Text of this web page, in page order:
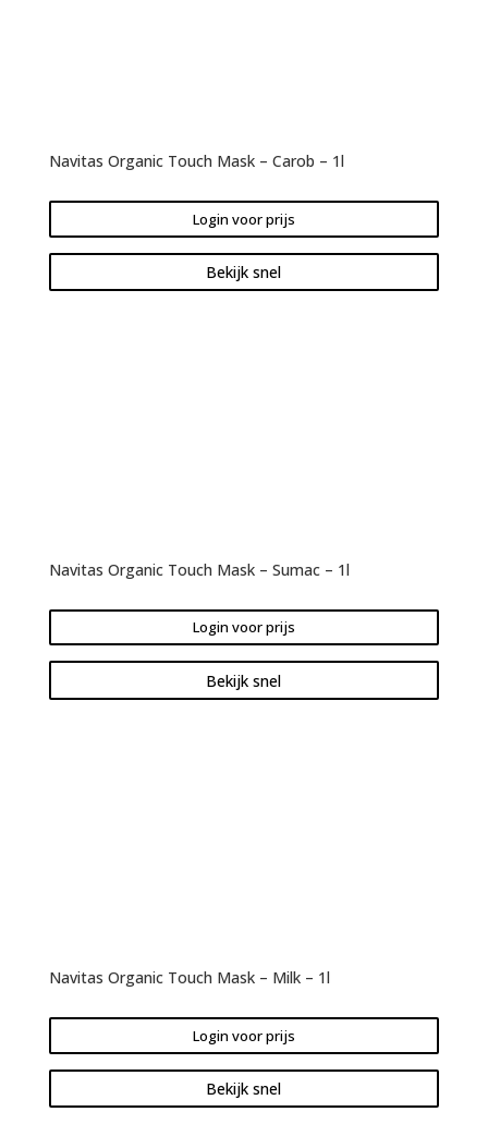
Navitas Organic Touch Mask – Carob – 1l
Login voor prijs
Bekijk snel
Navitas Organic Touch Mask – Sumac – 1l
Login voor prijs
Bekijk snel
Navitas Organic Touch Mask – Milk – 1l
Login voor prijs
Bekijk snel